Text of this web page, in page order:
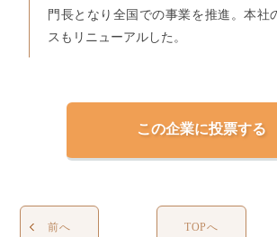
門長となり全国での事業を推進。本社
スもリニューアルした。
この企業に投票する
前へ TOPへ